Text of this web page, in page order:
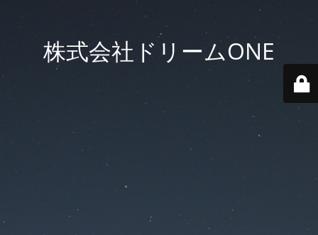
株式会社ドリームONE